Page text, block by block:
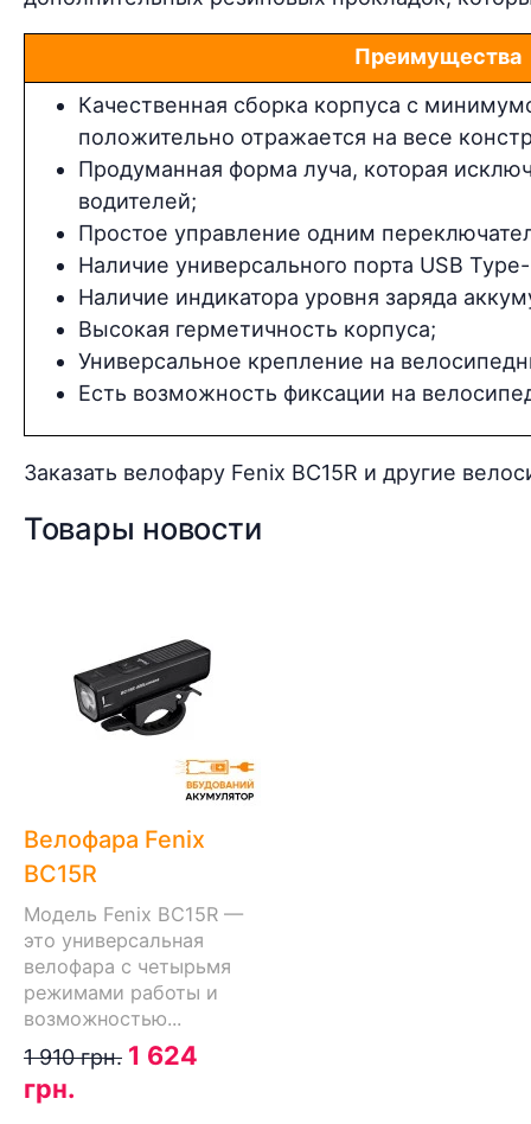
Преимущества
Качественная сборка корпуса с
положительно отражается на весе
Продуманная форма луча, которая
водителей;
Простое управление одним
Наличие универсального порта USB
Наличие индикатора уровня заряда
Высокая герметичность корпуса;
Универсальное крепление на
Есть возможность фиксации на
Заказать велофару Fenix BC15R и другие
Товары новости
Велофара Fenix
BC15R
Модель Fenix ​​BC15R —
это универсальная
велофара с четырьмя
режимами работы и
возможностью...
1 910 грн. 1 624
грн.